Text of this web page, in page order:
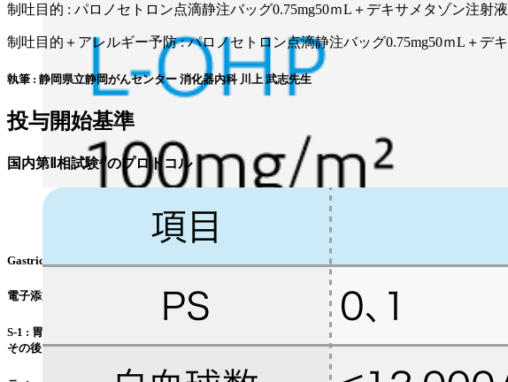
制吐目的 : パロノセトロン点滴静注バッグ0.75mg50ｍL＋デキサメタゾン注射液
制吐目的＋アレルギー予防 : パロノセトロン点滴静注バッグ0.75mg50ｍL＋デ
執筆 : 静岡県立静岡がんセンター 消化器内科 川上 武志先生
投与開始基準
国内第Ⅱ相試験⁴⁾のプロトコル
Gastric Cancer. 2017 Jan;20(1):175-181⁴⁾より作図
電子添文の用法および用量
S-1 : 胃癌にはA法､ B法またはC法を使用する｡ [A法] 朝食後及び夕食後の1日2回､ 28日間連日経
その後14日間休薬する｡ これを1コースとして投与を繰り返す｡ [C法] 朝食後及び夕食後の1日2